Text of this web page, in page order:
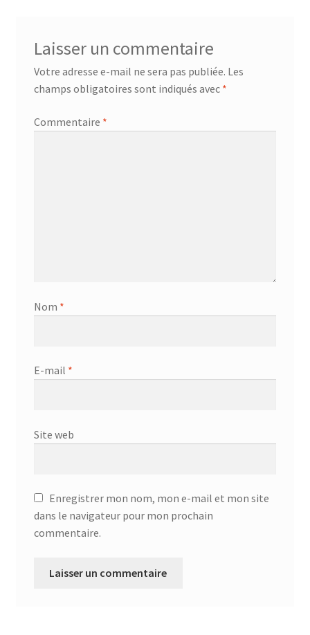
Laisser un commentaire
Votre adresse e-mail ne sera pas publiée. Les
champs obligatoires sont indiqués avec *
Commentaire *
Nom *
E-mail *
Site web
Enregistrer mon nom, mon e-mail et mon site
dans le navigateur pour mon prochain
commentaire.